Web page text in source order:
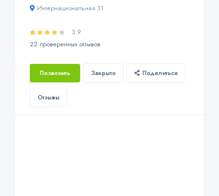
Интернациональная 31
3.9
22 проверенных отзывов
Позвонить Закрыто Поделиться
Отзывы